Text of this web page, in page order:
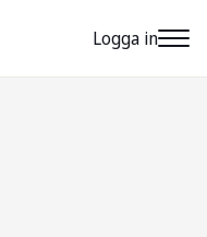
Logga in